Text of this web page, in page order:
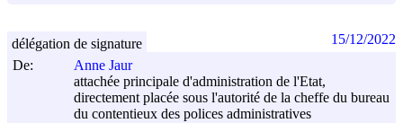
De:
Anne Jaur
attachée principale d'administration de l'Etat,
directement placée sous l'autorité de la cheffe du bureau
du contentieux des polices administratives
délégation de signature 15/12/2022